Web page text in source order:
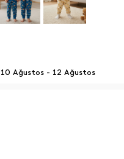
10 Ağustos - 12 Ağustos